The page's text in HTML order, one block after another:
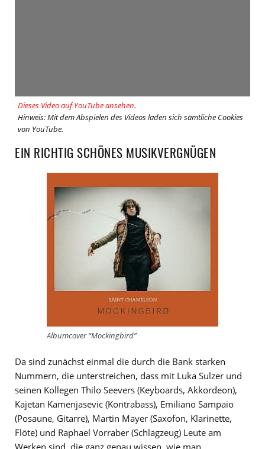
Dieses Video auf YouTube ansehen.
Hinweis: Mit dem Abspielen des Videos laden sich sämtliche Cookies
von YouTube.
EIN RICHTIG SCHÖNES MUSIKVERGNÜGEN
Albumcover “Mockingbird”
Da sind zunächst einmal die durch die Bank starken
Nummern, die unterstreichen, dass mit Luka Sulzer und
seinen Kollegen Thilo Seevers (Keyboards, Akkordeon),
Kajetan Kamenjasevic (Kontrabass), Emiliano Sampaio
(Posaune, Gitarre), Martin Mayer (Saxofon, Klarinette,
Flöte) und Raphael Vorraber (Schlagzeug) Leute am